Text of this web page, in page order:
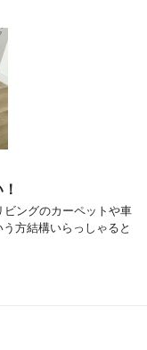
ングのカーペットや車
方結構いらっしゃると